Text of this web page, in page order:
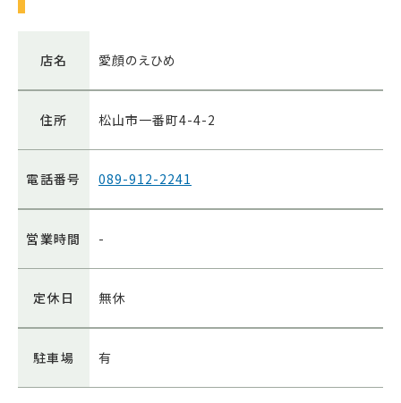
店名 愛顔のえひめ
住所 松山市一番町4-4-2
電話番号 089-912-2241
営業時間 -
定休日 無休
駐車場 有